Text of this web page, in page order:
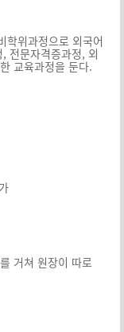
학위과정으로 외국어
전문자격증과정, 외
교육과정을 둔다.
거쳐 원장이 따로